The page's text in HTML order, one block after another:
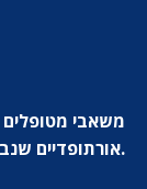
אורתופדיים שנבדקו מדעית.